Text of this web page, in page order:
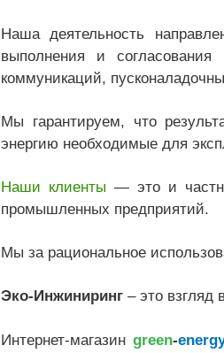
Наша деятельность
выполнения и
коммуникаций,
Мы гарантируем, что
энергию необходимые для
Наши клиенты — это и
промышленных предприятий.
Мы за рациональное
Эко-Инжиниринг– это взгляд
Интернет-магазинgreen-